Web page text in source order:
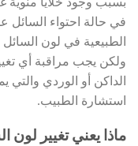
بسبب وجود خلايا منوية
في حالة احتواء السائل
الطبيعية في لون
ولكن يجب مراقبة أي
الداكن أو الوردي
استشارة الطبيب.
ماذا يعني تغيير لون